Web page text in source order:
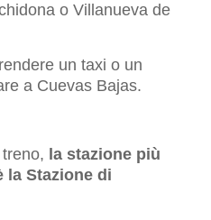
o Villanueva de
un taxi o un
a Cuevas Bajas.
la stazione più
la Stazione di